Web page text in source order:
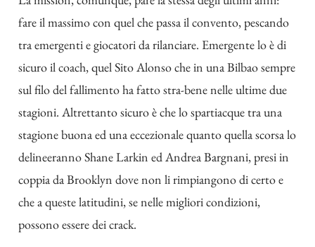
fare il massimo con quel che passa il convento, pescando
tra emergenti e giocatori da rilanciare. Emergente lo è di
sicuro il coach, quel Sito Alonso che in una Bilbao sempre
sul filo del fallimento ha fatto stra-bene nelle ultime due
stagioni. Altrettanto sicuro è che lo spartiacque tra una
stagione buona ed una eccezionale quanto quella scorsa lo
delineeranno Shane Larkin ed Andrea Bargnani, presi in
coppia da Brooklyn dove non li rimpiangono di certo e
che a queste latitudini, se nelle migliori condizioni,
possono essere dei crack.